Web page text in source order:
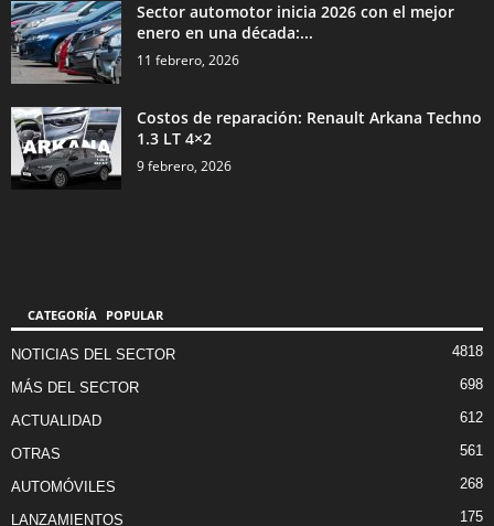
Sector automotor inicia 2026 con el mejor
enero en una década:...
11 febrero, 2026
Costos de reparación: Renault Arkana Techno
1.3 LT 4×2
9 febrero, 2026
CATEGORÍA POPULAR
NOTICIAS DEL SECTOR 4818
MÁS DEL SECTOR 698
ACTUALIDAD 612
OTRAS 561
AUTOMÓVILES 268
LANZAMIENTOS 175